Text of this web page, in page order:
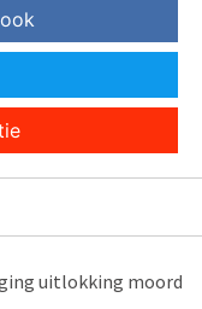
uitlokking moord